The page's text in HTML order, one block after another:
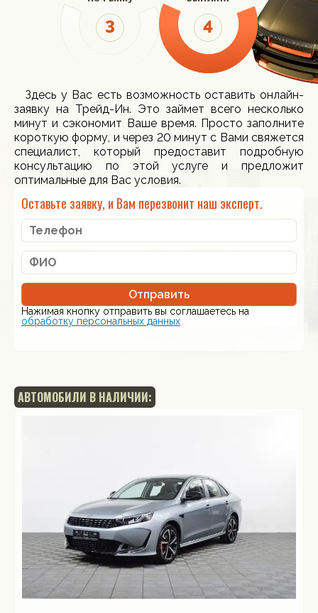
Здесь у Вас есть возможность оставить онлайн-
заявку на Трейд-Ин. Это займет всего несколько
минут и сэкономит Ваше время. Просто заполните
короткую форму, и через 20 минут с Вами свяжется
специалист, который предоставит подробную
консультацию по этой услуге и предложит
оптимальные для Вас условия.
Оставьте заявку, и Вам перезвонит наш эксперт.
Отправить
Нажимая кнопку отправить вы соглашаетесь на
обработку персональных данных
АВТОМОБИЛИ В НАЛИЧИИ: